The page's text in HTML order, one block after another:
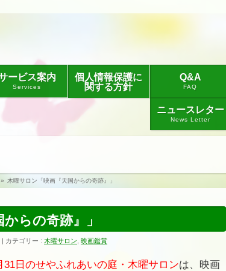
ービス案内
Services
個人情報保護に
関する方針
Q&A
FAQ
ニュースレター
News Letter
» 木曜サロン「映画『天国からの奇跡』」
らの奇跡』」
カテゴリー : 木曜サロン 映画鑑賞
31日のせやふれあいの庭・木曜サロンは、映画